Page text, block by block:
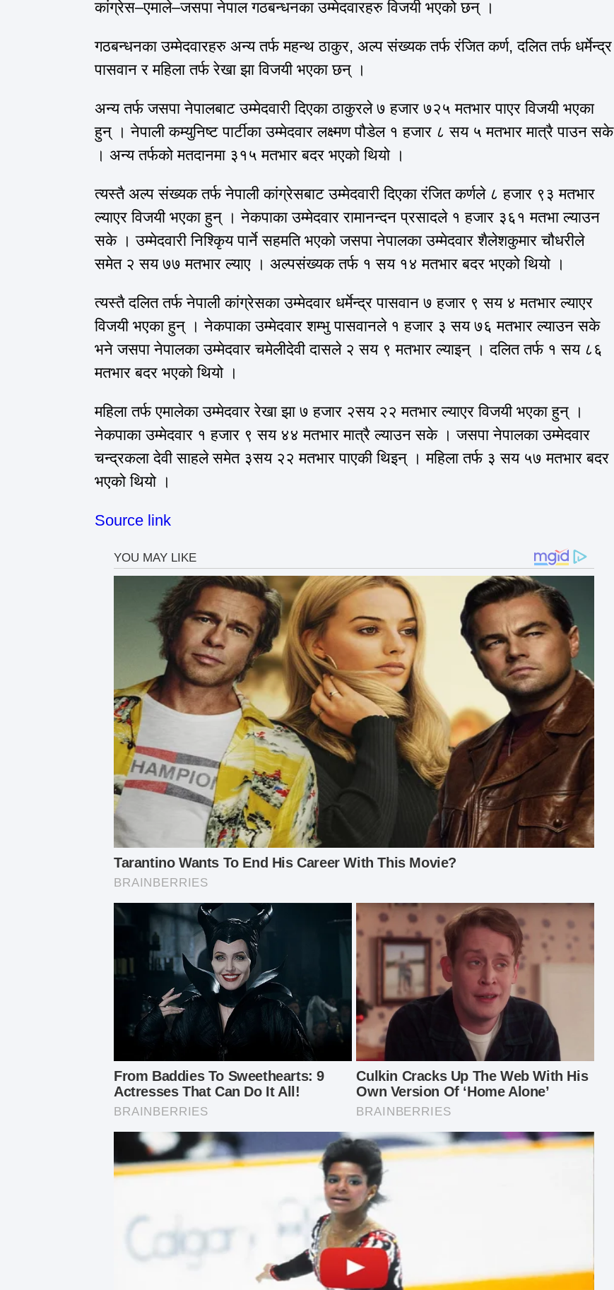
कांग्रेस–एमाले–जसपा नेपाल गठबन्धनका उम्मेदवारहरु विजयी भएको छन् ।
गठबन्धनका उम्मेदवारहरु अन्य तर्फ महन्थ ठाकुर, अल्प संख्यक तर्फ रंजित कर्ण, दलित तर्फ धर्मेन्द्र
पासवान र महिला तर्फ रेखा झा विजयी भएका छन् ।
अन्य तर्फ जसपा नेपालबाट उम्मेदवारी दिएका ठाकुरले ७ हजार ७२५ मतभार पाएर विजयी भएका
हुन् । नेपाली कम्युनिष्ट पार्टीका उम्मेदवार लक्ष्मण पौडेल १ हजार ८ सय ५ मतभार मात्रै पाउन सके
। अन्य तर्फको मतदानमा ३१५ मतभार बदर भएको थियो ।
त्यस्तै अल्प संख्यक तर्फ नेपाली कांग्रेसबाट उम्मेदवारी दिएका रंजित कर्णले ८ हजार ९३ मतभार
ल्याएर विजयी भएका हुन् । नेकपाका उम्मेदवार रामानन्दन प्रसादले १ हजार ३६१ मतभा ल्याउन
सके । उम्मेदवारी निश्किृय पार्ने सहमति भएको जसपा नेपालका उम्मेदवार शैलेशकुमार चौधरीले
समेत २ सय ७७ मतभार ल्याए । अल्पसंख्यक तर्फ १ सय १४ मतभार बदर भएको थियो ।
त्यस्तै दलित तर्फ नेपाली कांग्रेसका उम्मेदवार धर्मेन्द्र पासवान ७ हजार ९ सय ४ मतभार ल्याएर
विजयी भएका हुन् । नेकपाका उम्मेदवार शम्भु पासवानले १ हजार ३ सय ७६ मतभार ल्याउन सके
भने जसपा नेपालका उम्मेदवार चमेलीदेवी दासले २ सय ९ मतभार ल्याइन् । दलित तर्फ १ सय ८६
मतभार बदर भएको थियो ।
महिला तर्फ एमालेका उम्मेदवार रेखा झा ७ हजार २सय २२ मतभार ल्याएर विजयी भएका हुन् ।
नेकपाका उम्मेदवार १ हजार ९ सय ४४ मतभार मात्रै ल्याउन सके । जसपा नेपालका उम्मेदवार
चन्द्रकला देवी साहले समेत ३सय २२ मतभार पाएकी थिइन् । महिला तर्फ ३ सय ५७ मतभार बदर
भएको थियो ।
Source link